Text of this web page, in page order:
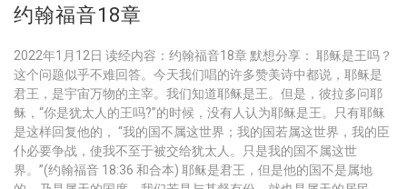
约翰福音18章
2022年1月12日 读经内容：约翰福音18章 默想分享： 耶稣是王吗？
这个问题似乎不难回答。今天我们唱的许多赞美诗中都说，耶稣是
君王，是宇宙万物的主宰。我们知道耶稣是王。但是，彼拉多问耶
稣，“你是犹太人的王吗?”的时候，没有人认为耶稣是王。只有耶稣
是这样回复他的， “我的国不属这世界；我的国若属这世界，我的臣
仆必要争战，使我不至于被交给犹太人。只是我的国不属这世
界。”(约翰福音 18:36 和合本) 耶稣是君王，但是他的国不是属地